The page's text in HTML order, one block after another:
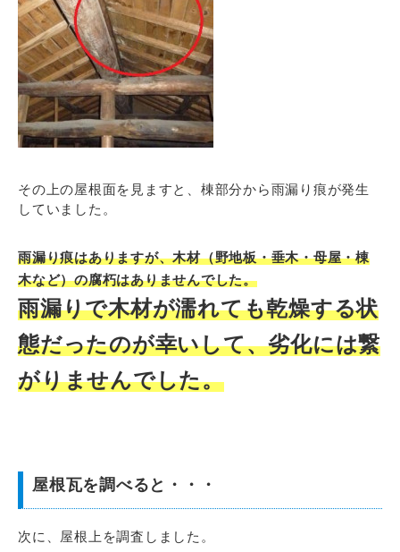
その上の屋根面を見ますと、棟部分から雨漏り痕が発生
していました。
雨漏り痕はありますが、木材（野地板・垂木・母屋・棟
木など）の腐朽はありませんでした。
雨漏りで木材が濡れても乾燥する状
態だったのが幸いして、劣化には繋
がりませんでした。
屋根瓦を調べると・・・
次に、屋根上を調査しました。